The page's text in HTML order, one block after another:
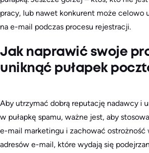
pracy, lub nawet konkurent może celowo
na e-mail podczas procesu rejestracji.
Jak naprawić swoje
uniknąć pułapek
Aby utrzymać dobrą reputację nadawcy i
w pułapkę spamu, ważne jest, aby
e-mail marketingu i zachować ostrożność
adresów e-mail, które wydają się